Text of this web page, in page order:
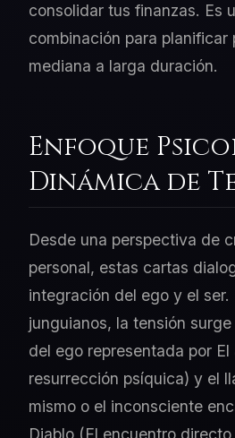
consolidar tus finanzas. Es
combinación para planificar
mediana a larga duración.
Enfoque
Dinámica de
Desde una perspectiva de
personal, estas cartas
integración del ego y el ser.
junguianos, la tensión
del ego representada por
resurrección psíquica) y el
mismo o el inconsciente